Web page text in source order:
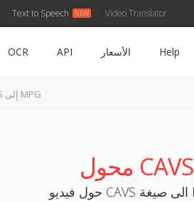
Text to Speech Video Translator
OCR API الأسعار Help
CAVS إلى MPG